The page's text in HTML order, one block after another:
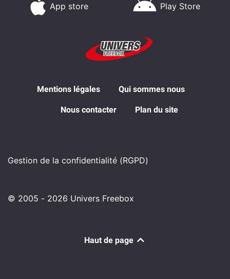
App store Play Store
Mentions légales Qui sommes nous
Nous contacter Plan du site
Gestion de la confidentialité (RGPD)
© 2005 - 2026 Univers Freebox
Haut de page